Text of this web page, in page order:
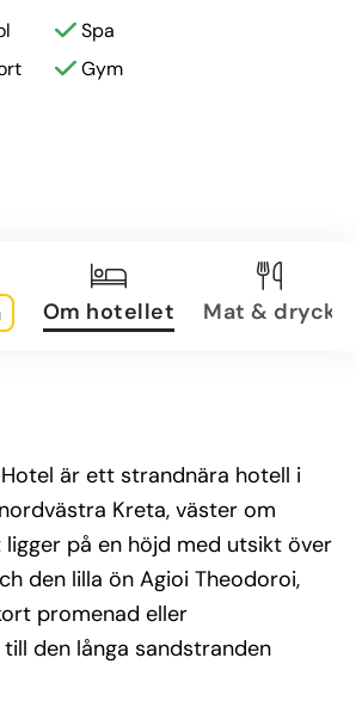
Spa
Gym
Om hotellet Mat & dryck
är ett strandnära hotell i
Kreta, väster om
ligger på en höjd med utsikt över
den lilla ön Agioi Theodoroi,
promenad eller
den långa sandstranden